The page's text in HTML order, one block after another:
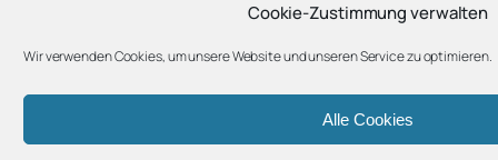
Cookie-Zustimmung verwalten
Wir verwenden Cookies, um unsere Website und unseren Service zu optimieren.
Alle Cookies